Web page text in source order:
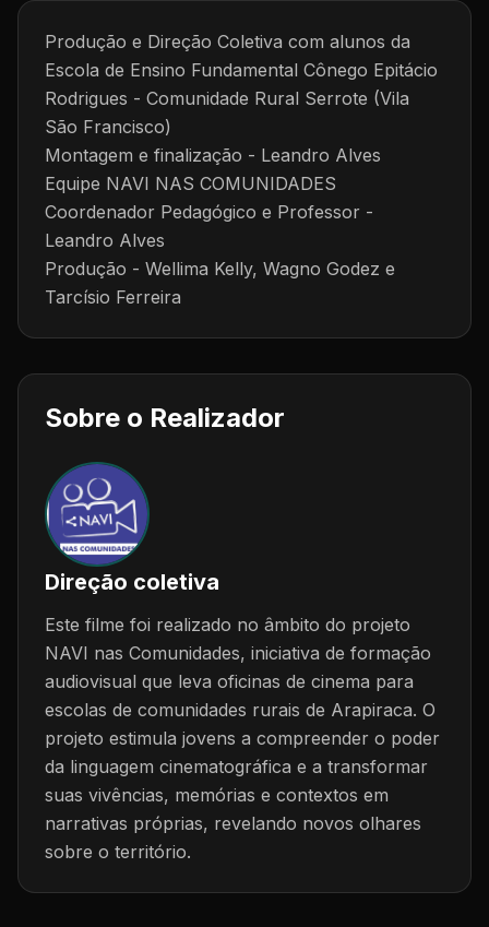
Produção e Direção Coletiva com alunos da
Escola de Ensino Fundamental Cônego Epitácio
Rodrigues - Comunidade Rural Serrote (Vila
São Francisco)
Montagem e finalização - Leandro Alves
Equipe NAVI NAS COMUNIDADES
Coordenador Pedagógico e Professor -
Leandro Alves
Produção - Wellima Kelly, Wagno Godez e
Tarcísio Ferreira
Sobre o Realizador
Direção coletiva
Este filme foi realizado no âmbito do projeto
NAVI nas Comunidades, iniciativa de formação
audiovisual que leva oficinas de cinema para
escolas de comunidades rurais de Arapiraca. O
projeto estimula jovens a compreender o poder
da linguagem cinematográfica e a transformar
suas vivências, memórias e contextos em
narrativas próprias, revelando novos olhares
sobre o território.